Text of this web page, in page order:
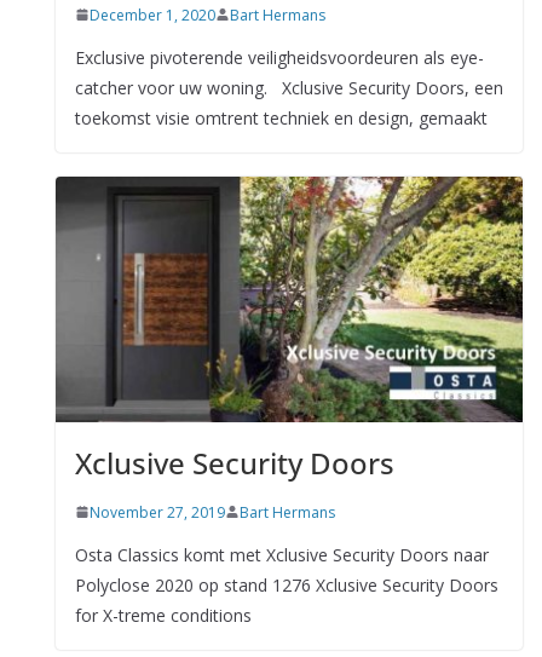
December 1, 2020 Bart Hermans
Exclusive pivoterende veiligheidsvoordeuren als eye-
catcher voor uw woning. Xclusive Security Doors, een
toekomst visie omtrent techniek en design, gemaakt
Xclusive Security Doors
November 27, 2019 Bart Hermans
Osta Classics komt met Xclusive Security Doors naar
Polyclose 2020 op stand 1276 Xclusive Security Doors
for X-treme conditions